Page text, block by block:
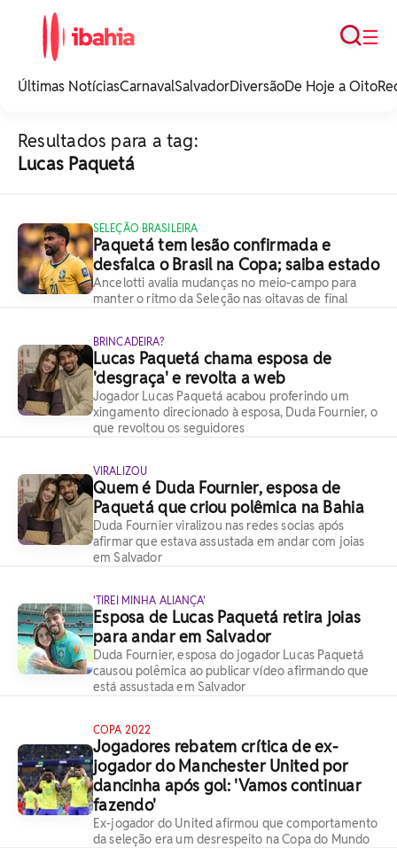
noticias e
☰
Busca
Últimas NotíciasCarnavalSalvadorDiversãoDe Hoje a Oito
Resultados para a tag:
Lucas Paquetá
SELEÇÃO BRASILEIRA
Paquetá tem lesão confirmada e
desfalca o Brasil na Copa; saiba estado
Ancelotti avalia mudanças no meio-campo para
manter o ritmo da Seleção nas oitavas de final
BRINCADEIRA?
Lucas Paquetá chama esposa de
'desgraça' e revolta a web
Jogador Lucas Paquetá acabou proferindo um
xingamento direcionado à esposa, Duda Fournier, o
que revoltou os seguidores
VIRALIZOU
Quem é Duda Fournier, esposa de
Paquetá que criou polêmica na Bahia
Duda Fournier viralizou nas redes socias após
afirmar que estava assustada em andar com joias
em Salvador
'TIREI MINHA ALIANÇA'
Esposa de Lucas Paquetá retira joias
para andar em Salvador
Duda Fournier, esposa do jogador Lucas Paquetá
causou polêmica ao publicar vídeo afirmando que
está assustada em Salvador
COPA 2022
Jogadores rebatem crítica de ex-
jogador do Manchester United por
dancinha após gol: 'Vamos continuar
fazendo'
Ex-jogador do United afirmou que comportamento
da seleção era um desrespeito na Copa do Mundo